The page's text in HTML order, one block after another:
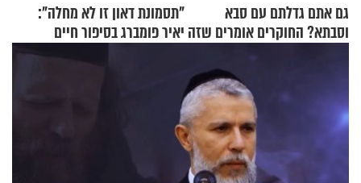
גם אתם גדלתם עם סבא
וסבתא? החוקרים אומרים שזה
"תסמונת דאון זו לא מחלה":
יאיר פומברג בסיפור חיים